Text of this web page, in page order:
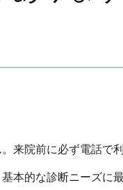
来院前に必ず電話で
本的な診断ニーズに最